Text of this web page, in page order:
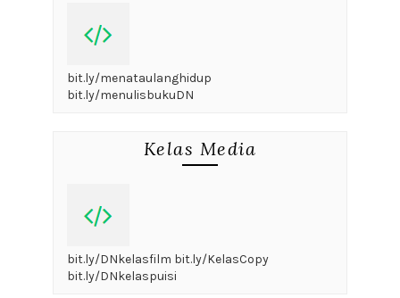
bit.ly/menataulanghidup
bit.ly/menulisbukuDN
Kelas Media
bit.ly/DNkelasfilm bit.ly/KelasCopy
bit.ly/DNkelaspuisi